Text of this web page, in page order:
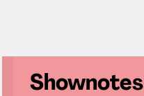
Shownotes